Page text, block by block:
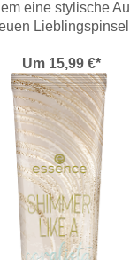
eine stylische
Um 15,99 €*